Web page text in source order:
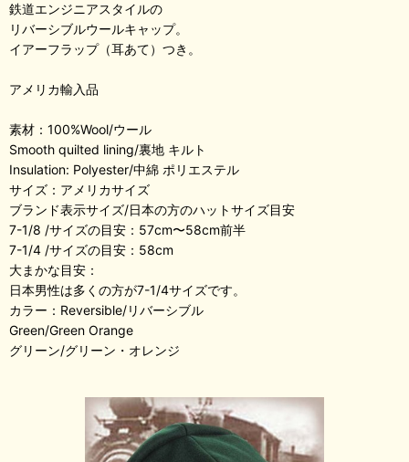
鉄道エンジニアスタイルの
リバーシブルウールキャップ。
イアーフラップ（耳あて）つき。
アメリカ輸入品
素材：100%Wool/ウール
Smooth quilted lining/裏地 キルト
Insulation: Polyester/中綿 ポリエステル
サイズ：アメリカサイズ
ブランド表示サイズ/日本の方のハットサイズ目安
7-1/8 /サイズの目安：57cm〜58cm前半
7-1/4 /サイズの目安：58cm
大まかな目安：
日本男性は多くの方が7-1/4サイズです。
カラー：Reversible/リバーシブル
Green/Green Orange
グリーン/グリーン・オレンジ